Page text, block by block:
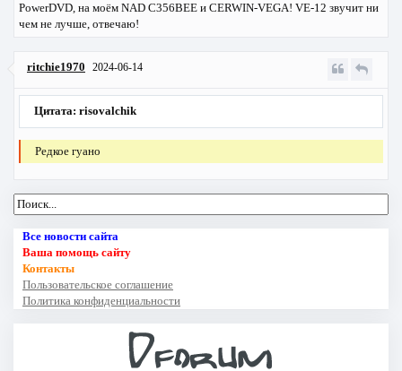
PowerDVD, на моём NAD C356BEE и CERWIN-VEGA! VE-12 звучит ни
чем не лучше, отвечаю!
ritchie1970 2024-06-14
Цитата: risovalchik
Редкое гуано
Все новости сайта
Ваша помощь сайту
Контакты
Пользовательское соглашение
Политика конфиденциальности